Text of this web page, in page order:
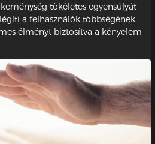
tökéletes egyensúlyát
a felhasználók többségének
élményt biztosítva a kényelem